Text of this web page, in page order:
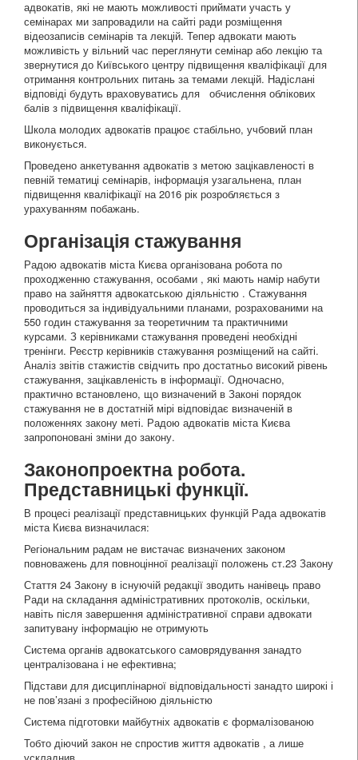
адвокатів, які не мають можливості приймати участь у
семінарах ми запровадили на сайті ради розміщення
відеозаписів семінарів та лекцій. Тепер адвокати мають
можливість у вільний час переглянути семінар або лекцію та
звернутися до Київського центру підвищення кваліфікації для
отримання контрольних питань за темами лекцій. Надіслані
відповіді будуть враховуватись для обчислення облікових
балів з підвищення кваліфікації.
Школа молодих адвокатів працює стабільно, учбовий план
виконується.
Проведено анкетування адвокатів з метою зацікавленості в
певній тематиці семінарів, інформація узагальнена, план
підвищення кваліфікації на 2016 рік розробляється з
урахуванням побажань.
Організація стажування
Радою адвокатів міста Києва організована робота по
проходженню стажування, особами , які мають намір набути
право на зайняття адвокатською діяльністю . Стажування
проводиться за індивідуальними планами, розрахованими на
550 годин стажування за теоретичним та практичними
курсами. З керівниками стажування проведені необхідні
тренінги. Реєстр керівників стажування розміщений на сайті.
Аналіз звітів стажистів свідчить про достатньо високий рівень
стажування, зацікавленість в інформації. Одночасно,
практично встановлено, що визначений в Законі порядок
стажування не в достатній мірі відповідає визначеній в
положеннях закону меті. Радою адвокатів міста Києва
запропоновані зміни до закону.
Законопроектна робота.
Представницькі функції.
В процесі реалізації представницьких функцій Рада адвокатів
міста Києва визначилася:
Регіональним радам не вистачає визначених законом
повноважень для повноцінної реалізації положень ст.23 Закону
Стаття 24 Закону в існуючій редакції зводить нанівець право
Ради на складання адміністративних протоколів, оскільки,
навіть після завершення адміністративної справи адвокати
запитувану інформацію не отримують
Система органів адвокатського самоврядування занадто
централізована і не ефективна;
Підстави для дисциплінарної відповідальності занадто широкі і
не пов’язані з професійною діяльністю
Система підготовки майбутніх адвокатів є формалізованою
Тобто діючий закон не спростив життя адвокатів , а лише